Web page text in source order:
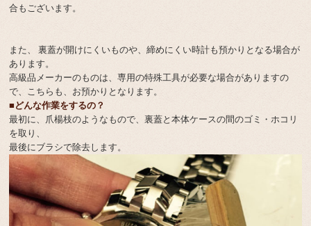
合もございます。
また、 裏蓋が開けにくいものや、締めにくい時計も預かりとなる場合が
あります。
高級品メーカーのものは、専用の特殊工具が必要な場合がありますの
で、こちらも、お預かりとなります。
■どんな作業をするの？
最初に、爪楊枝のようなもので、裏蓋と本体ケースの間のゴミ・ホコリ
を取り、
最後にブラシで除去します。